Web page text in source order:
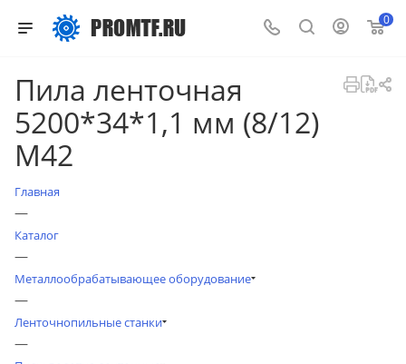
0
Пила ленточная
5200*34*1,1 мм (8/12)
М42
Главная
—
Каталог
—
Металлообрабатывающее оборудование
—
Ленточнопильные станки
—